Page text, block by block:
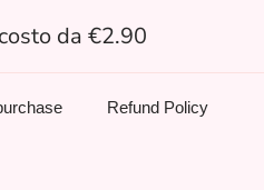
da €2.90
Refund Policy